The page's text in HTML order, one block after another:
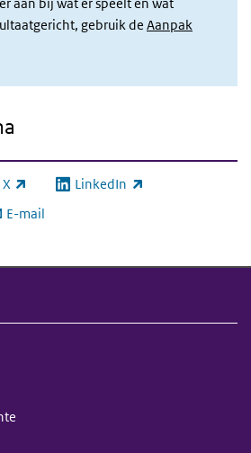
aan bij wat er speelt en wat
gebruik de Aanpak
X link) LinkedIn
(externe link)
E-mail